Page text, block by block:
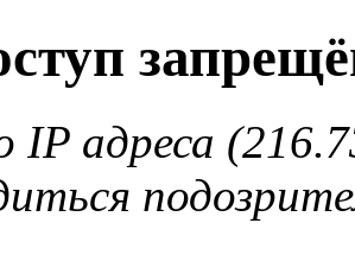
IP адреса